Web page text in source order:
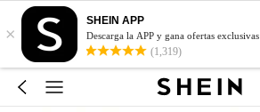
×
SHEIN APP
Descarga la APP y gana ofertas exclusivas
(1,319)